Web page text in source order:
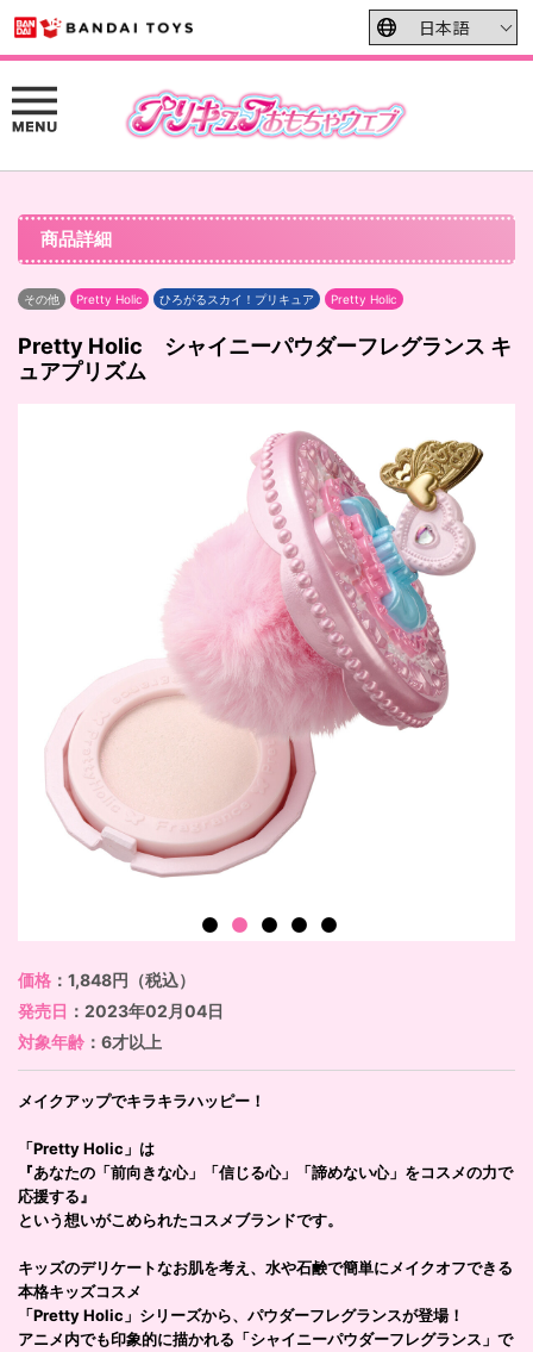
商品詳細
その他 Pretty Holic ひろがるスカイ！プリキュア Pretty Holic
Pretty Holic シャイニーパウダーフレグランス キ
ュアプリズム
価格 ：1,848円（税込）
発売日 ：2023年02月04日
対象年齢 ：6才以上
メイクアップでキラキラハッピー！
「Pretty Holic」は
『あなたの「前向きな心」「信じる心」「諦めない心」をコスメの力で
応援する』
という想いがこめられたコスメブランドです。
キッズのデリケートなお肌を考え、水や石鹸で簡単にメイクオフできる
本格キッズコスメ
「Pretty Holic」シリーズから、パウダーフレグランスが登場！
アニメ内でも印象的に描かれる「シャイニーパウダーフレグランス」で